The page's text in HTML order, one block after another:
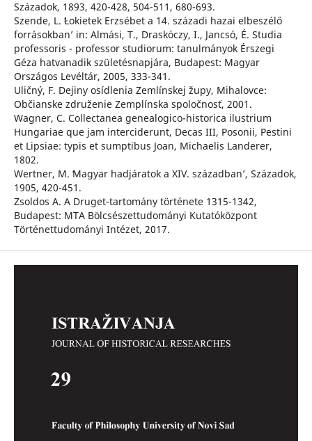
Századok, 1893, 420-428, 504-511, 680-693.
Szende, L. ʻŁokietek Erzsébet a 14. századi hazai elbeszélő
forrásokbanʼ in: Almási, T., Draskóczy, I., Jancsó, É. Studia
professoris - professor studiorum: tanulmányok Érszegi
Géza hatvanadik születésnapjára, Budapest: Magyar
Országos Levéltár, 2005, 333-341.
Uličný, F. Dejiny osídlenia Zemlínskej župy, Mihalovce:
Občianske združenie Zemplínska spoločnosť, 2001.
Wagner, C. Collectanea genealogico-historica ilustrium
Hungariae que jam interciderunt, Decas III, Posonii, Pestini
et Lipsiae: typis et sumptibus Joan, Michaelis Landerer,
1802.
Wertner, M. ʻMagyar hadjáratok a XIV. századbanʼ, Századok,
1905, 420-451.
Zsoldos A. A Druget-tartomány története 1315-1342,
Budapest: MTA Bölcsészettudományi Kutatóközpont
Történettudományi Intézet, 2017.